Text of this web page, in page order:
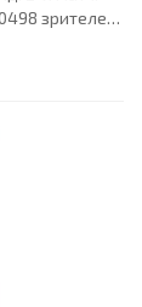
зрителей
Тайтус